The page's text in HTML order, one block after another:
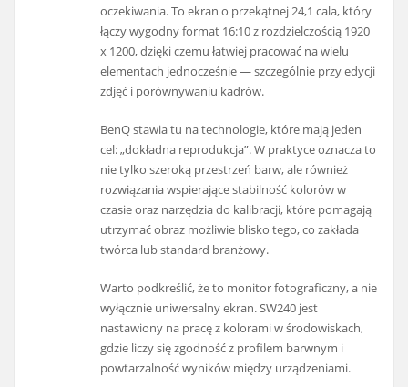
oczekiwania. To ekran o przekątnej 24,1 cala, który
łączy wygodny format 16:10 z rozdzielczością 1920
x 1200, dzięki czemu łatwiej pracować na wielu
elementach jednocześnie — szczególnie przy edycji
zdjęć i porównywaniu kadrów.
BenQ stawia tu na technologie, które mają jeden
cel: „dokładna reprodukcja”. W praktyce oznacza to
nie tylko szeroką przestrzeń barw, ale również
rozwiązania wspierające stabilność kolorów w
czasie oraz narzędzia do kalibracji, które pomagają
utrzymać obraz możliwie blisko tego, co zakłada
twórca lub standard branżowy.
Warto podkreślić, że to monitor fotograficzny, a nie
wyłącznie uniwersalny ekran. SW240 jest
nastawiony na pracę z kolorami w środowiskach,
gdzie liczy się zgodność z profilem barwnym i
powtarzalność wyników między urządzeniami.